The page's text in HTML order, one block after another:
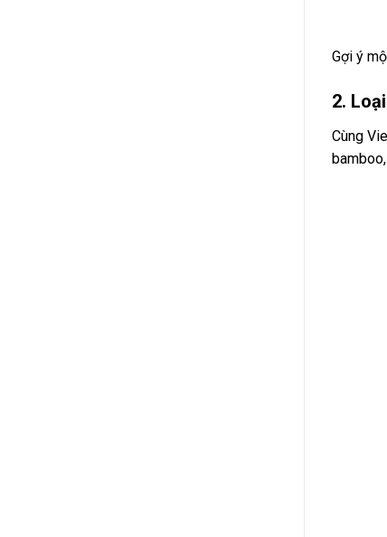
Gợi ý
2.
Cùng